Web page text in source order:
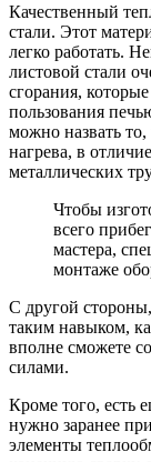
Качественный
стали. Этот
легко работать.
листовой стали
сгорания,
пользования
можно назвать
нагрева, в
металлических
Чтобы
всего
мастера,
монтаже
С другой
таким навыком,
вполне сможете
силами.
Кроме того, есть
нужно заранее
элементы